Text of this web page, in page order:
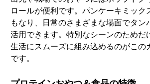
ロールが便利です。パンケーキミック
もなり、日常のさまざまな場面でタン
活用できます。特別なシーンのためだ
生活にスムーズに組み込めるのがこの
です。